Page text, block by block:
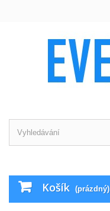
Košík (prázdný)